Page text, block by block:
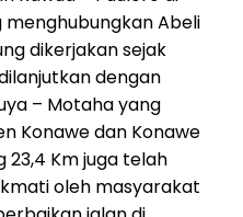
Abeli
dikerjakan sejak
dengan
– Motaha yang
Konawe dan Konawe
23,4 Km juga telah
oleh masyarakat